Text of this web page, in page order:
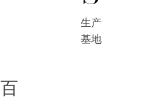
生产
基地
百